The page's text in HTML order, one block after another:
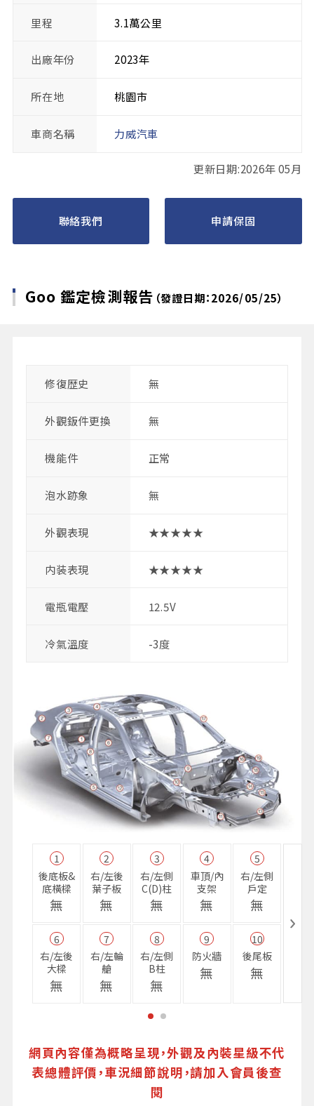
里程 3.1萬公里
出廠年份 2023年
所在地 桃園市
車商名稱 力威汽車
更新日期:2026年 05月
聯絡我們 申請保固
Goo 鑑定檢測報告 （發證日期：2026/05/25）
修復歴史 無
外觀鈑件更換 無
機能件 正常
泡水跡象 無
外觀表現 ★★★★★
内装表現 ★★★★★
電瓶電壓 12.5V
冷氣溫度 -3度
1
後底板&
底橫樑
無
2
右/左後
葉子板
無
3
右/左側
C(D)柱
無
4
車頂/內
支架
無
5
右/左側
戶定
無
6
右/左後
大樑
無
7
右/左輪
艙
無
8
右/左側
B柱
無
9
防火牆
無
10
後尾板
無
網頁內容僅為概略呈現，外觀及內裝星級不代
表總體評價，車況細節說明，請加入會員後查
閱